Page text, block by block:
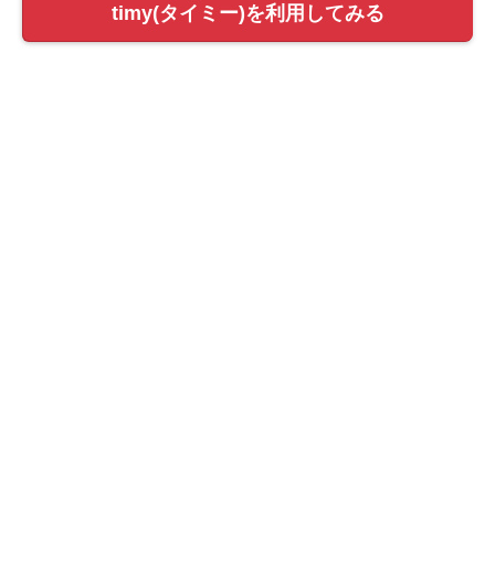
timy(タイミー)を利用してみる